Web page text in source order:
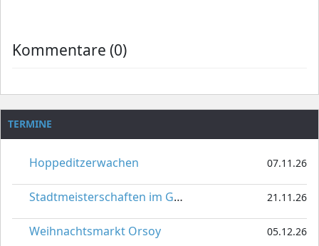
Kommentare (0)
TERMINE
Hoppeditzerwachen 07.11.26
Stadtmeisterschaften im Gardetanz 21.11.26
Weihnachtsmarkt Orsoy 05.12.26